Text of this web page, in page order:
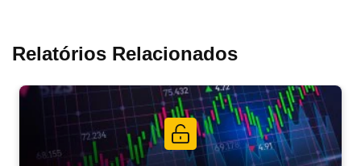
Relatórios Relacionados